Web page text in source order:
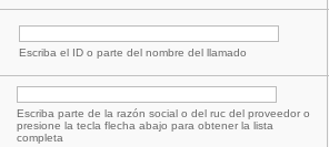
Escriba el ID o parte del nombre del llamado
Escriba parte de la razón social o del ruc del proveedor o
presione la tecla flecha abajo para obtener la lista
completa